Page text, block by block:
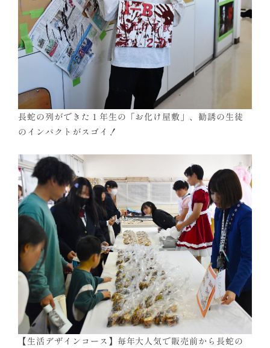
長蛇の列ができた１年生の「お化け屋敷」、勧誘の生徒
のインパクトがスゴイ！
【生活デザインコース】毎年大人気で販売前から長蛇の